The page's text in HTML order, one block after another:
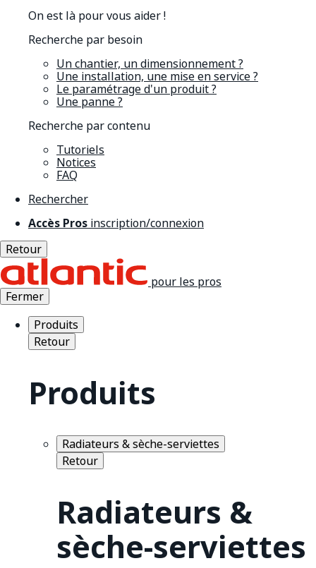
On est là pour vous aider !
Recherche par besoin
Un chantier, un dimensionnement ?
Une installation, une mise en service ?
Le paramétrage d'un produit ?
Une panne ?
Recherche par contenu
Tutoriels
Notices
FAQ
Rechercher
Accès Pros inscription/connexion
Retour
pour les pros
Fermer
Produits
Retour
Produits
Radiateurs & sèche-serviettes
Retour
Radiateurs &
sèche-serviettes